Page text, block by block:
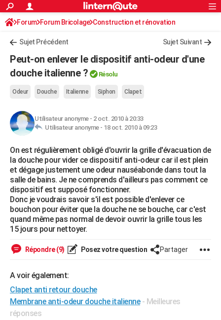
ACTUALITÉS
Politique
Société
Faits Divers
Education
Monde
Villes
+
Programme TV
TNTStreaming
Cinéma
Sorties cinéma
Musique
FINANCE
Retraite
Impôts
Epargne
Immobilier
Risques naturels par ville
Banque
Assurance
Crédit
AUTO
Essais
Réserver un essai
Citadines
Berlines
SUV
Forum auto
HIGH-TECH
Mobiles
Meilleur smartphone
Internet
Ordinateurs
Jeux vidéo
Guide high-tech
+BRICOLAGE
Forum
Aménagement intérieur
Extérieur
Cuisine
Salle de bains
Jardinage
Rangement
WEEK-END
Guides de France
Escapades
Patrimoine
Expositions
Musées
Week-end nature
+LIFESTYLE
Art de vivre
Bien-être
Loisirs
Mode
Modes de vie
SANTE
Alimentation
Guide de la santé
Maladies
Médicaments
Sommeil
VOYAGE
Destinations
City break
Voyage nature
Voyage de noces
Forum
Climat
PHOTO
GUIDES D'ACHAT
BONS PLANS
CARTE DE VOEUX
Carte de Noël
Carte Bonne année
Carte Saint-Valentin
Carte Pâques
Carte d'anniversaire
DICTIONNAIRE
Rechercher
S'inscrire
Connexion
Forum Forum Bricolage Construction et rénovation
Sujet Précédent Sujet Suivant
Peut-on enlever le dispositif anti-odeur d'une
douche italienne ?
Résolu
Odeur Douche Italienne Siphon Clapet
Utilisateur anonyme- 2 oct. 2010 à 20:33
Utilisateur anonyme - 18 oct. 2010 à 09:23
On est régulièrement obligé d'ouvrir la grille d'évacuation de
la douche pour vider ce dispositif anti-odeur car il est plein
et dégage justement une odeur nauséabonde dans tout la
salle de bains. Je ne comprends d'ailleurs pas comment ce
dispositif est supposé fonctionner.
Donc je voudrais savoir s'il est possible d'enlever ce
bouchon pour éviter que la douche ne se bouche, car c'est
quand même pas normal de devoir ouvrir la grille tous les
15 jours pour nettoyer.
Répondre (9) Posez votre question Partager
A voir également:
Clapet anti retour douche
Membrane anti-odeur douche italienne - Meilleures
réponses